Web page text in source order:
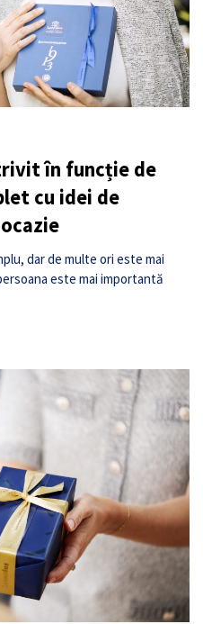
în funcție de
cu idei de
dar de multe ori este mai
este mai importantă